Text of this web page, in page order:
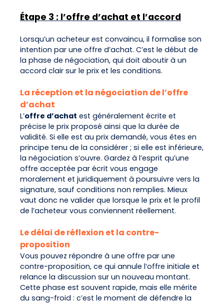
Étape 3 : l’offre d’achat et l’accord
Lorsqu’un acheteur est convaincu, il formalise son
intention par une offre d’achat. C’est le début de
la phase de négociation, qui doit aboutir à un
accord clair sur le prix et les conditions.
La réception et la négociation de l’offre
d’achat
L’offre d’achat est généralement écrite et
précise le prix proposé ainsi que la durée de
validité. Si elle est au prix demandé, vous êtes en
principe tenu de la considérer ; si elle est inférieure,
la négociation s’ouvre. Gardez à l’esprit qu’une
offre acceptée par écrit vous engage
moralement et juridiquement à poursuivre vers la
signature, sauf conditions non remplies. Mieux
vaut donc ne valider que lorsque le prix et le profil
de l’acheteur vous conviennent réellement.
Le délai de réflexion et la contre-
proposition
Vous pouvez répondre à une offre par une
contre-proposition, ce qui annule l’offre initiale et
relance la discussion sur un nouveau montant.
Cette phase est souvent rapide, mais elle mérite
du sang-froid : c’est le moment de défendre la